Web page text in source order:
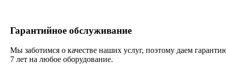
Гарантийное обслуживание
Мы заботимся о качестве наших услуг, поэтому даем
7 лет на любое оборудование.